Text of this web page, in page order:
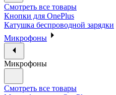
Смотреть все товары
Кнопки для OnePlus
Катушка беспроводной зарядки
Микрофоны
Микрофоны
Смотреть все товары